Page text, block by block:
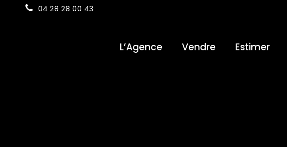
04 28 28 00 43
L’Agence Vendre Estimer